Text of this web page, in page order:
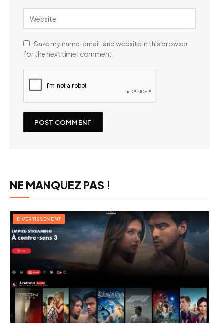
Save my name, email, and website in this browser
for the next time I comment.
NE MANQUEZ PAS !
DIVERTISSEMENT